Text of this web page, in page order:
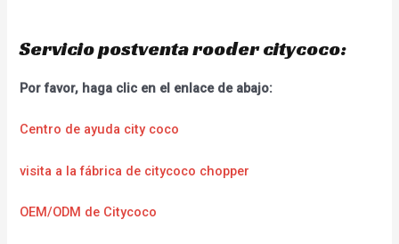
Servicio postventa rooder citycoco:
Por favor, haga clic en el enlace de abajo:
Centro de ayuda city coco
visita a la fábrica de citycoco chopper
OEM/ODM de Citycoco